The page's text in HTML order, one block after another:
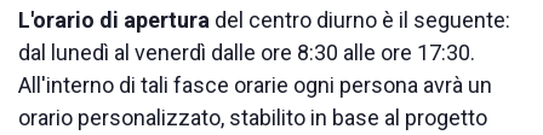
L'orario di apertura del centro diurno è il seguente:
dal lunedì al venerdì dalle ore 8:30 alle ore 17:30.
All'interno di tali fasce orarie ogni persona avrà un
orario personalizzato, stabilito in base al progetto